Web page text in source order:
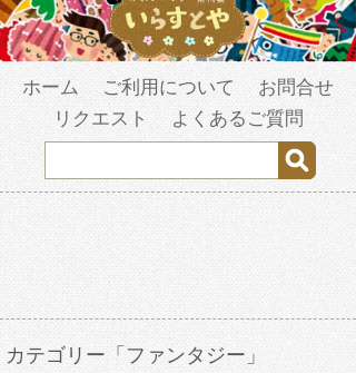
ホーム ご利用について
お問合せ
リクエスト
よくあるご質問
カテゴリー「ファンタジー」